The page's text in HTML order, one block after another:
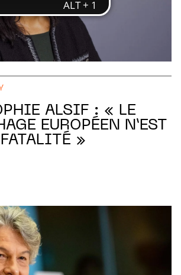
ALSIF : « LE
EUROPÉEN N’EST
»